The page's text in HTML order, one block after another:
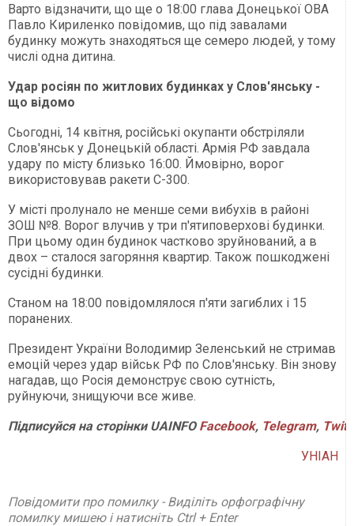
Варто відзначити, що ще о 18:00 глава Донецької ОВА
Павло Кириленко повідомив, що під завалами
будинку можуть знаходяться ще семеро людей, у тому
числі одна дитина.
Удар росіян по житлових будинках у Слов'янську -
що відомо
Сьогодні, 14 квітня, російські окупанти обстріляли
Слов'янськ у Донецькій області. Армія РФ завдала
удару по місту близько 16:00. Ймовірно, ворог
використовував ракети С-300.
У місті пролунало не менше семи вибухів в районі
ЗОШ №8. Ворог влучив у три п'ятиповерхові будинки.
При цьому один будинок частково зруйнований, а в
двох – сталося загоряння квартир. Також пошкоджені
сусідні будинки.
Станом на 18:00 повідомлялося п'яти загиблих і 15
поранених.
Президент України Володимир Зеленський не стримав
емоцій через удар військ РФ по Слов'янську. Він знову
нагадав, що Росія демонструє свою сутність,
руйнуючи, знищуючи все живе.
Підписуйся на сторінки UAINFO Facebook, Telegram,
УНІАН
Повідомити про помилку - Виділіть орфографічну
помилку мишею і натисніть Ctrl + Enter